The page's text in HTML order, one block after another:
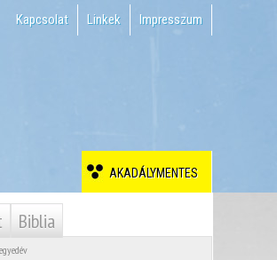
Kapcsolat Linkek Impresszum
AKADÁLYMENTES
Biblia